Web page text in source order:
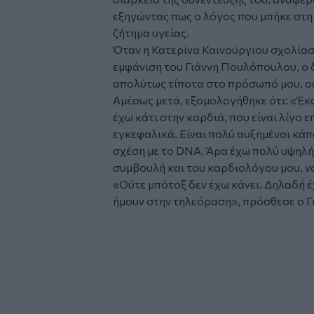
εξηγώντας πως ο λόγος που μπήκε στη
ζήτημα υγείας.
Όταν η Κατερίνα Καινούργιου
εμφάνιση του Γιάννη Πουλόπουλου, ο
απολύτως τίποτα στο πρόσωπό μου,
Αμέσως μετά, εξομολογήθηκε ότι:
έχω κάτι στην καρδιά, που είναι λίγο
εγκεφαλικά. Είναι πολύ αυξημένοι
σχέση με το DNA. Άρα έχω πολύ
συμβουλή και του καρδιολόγου μου,
«Ούτε μπότοξ δεν έχω κάνει. Δηλαδή
ήμουν στην τηλεόραση», πρόσθεσε ο